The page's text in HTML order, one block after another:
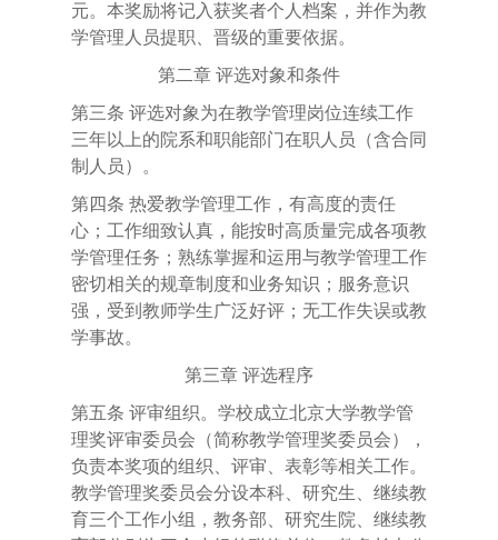
元。本奖励将记入获奖者个人档案，并作为教
学管理人员提职、晋级的重要依据。
第二章 评选对象和条件
第三条 评选对象为在教学管理岗位连续工作
三年以上的院系和职能部门在职人员（含合同
制人员）。
第四条 热爱教学管理工作，有高度的责任
心；工作细致认真，能按时高质量完成各项教
学管理任务；熟练掌握和运用与教学管理工作
密切相关的规章制度和业务知识；服务意识
强，受到教师学生广泛好评；无工作失误或教
学事故。
第三章 评选程序
第五条 评审组织。学校成立北京大学教学管
理奖评审委员会（简称教学管理奖委员会），
负责本奖项的组织、评审、表彰等相关工作。
教学管理奖委员会分设本科、研究生、继续教
育三个工作小组，教务部、研究生院、继续教